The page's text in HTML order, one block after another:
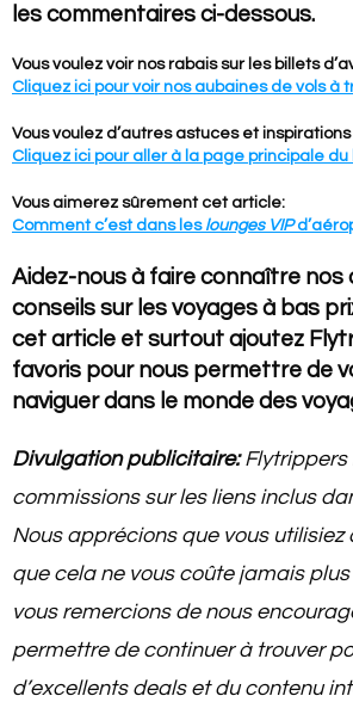
les commentaires ci-dessous.
Vous voulez voir nos rabais sur les billets
Cliquez ici pour voir nos aubaines de vols à
Vous voulez d’autres astuces et
Cliquez ici pour aller à la page principale du
Vous aimerez sûrement cet article:
Comment c’est dans les lounges VIP
Aidez-nous à faire connaître nos
conseils sur les voyages à bas
cet article et surtout ajoutez
favoris pour nous permettre de
naviguer dans le monde des
Divulgation publicitaire:Flytrippers
commissions sur les liens inclus
Nous apprécions que vous utilisiez
que cela ne vous coûte jamais plus
vous remercions de nous
permettre de continuer à trouver
d’excellents deals et du contenu